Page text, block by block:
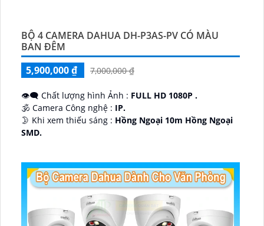
BỘ 4 CAMERA DAHUA DH-P3AS-PV CÓ MÀU
BAN ĐÊM
5,900,000 ₫
7,000,000 ₫
👁️‍🗨 Chất lượng hình Ảnh : FULL HD 1080P .
🕉️ Camera Công nghệ : IP.
🌛 Khi xem thiếu sáng : Hồng Ngoại 10m Hồng Ngoại
SMD.